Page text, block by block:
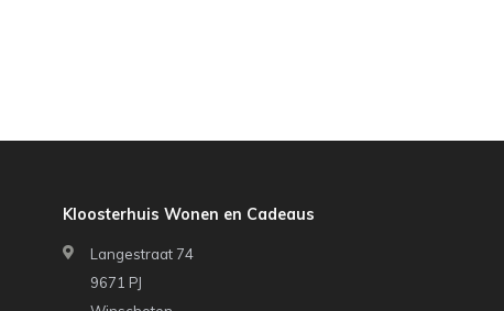
Kloosterhuis Wonen en Cadeaus
Langestraat 74
9671 PJ